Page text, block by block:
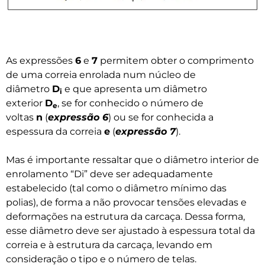
As expressões 6 e 7 permitem obter o comprimento
de uma correia enrolada num núcleo de
diâmetro Di e que apresenta um diâmetro
exterior De, se for conhecido o número de
voltas n (expressão 6) ou se for conhecida a
espessura da correia e (expressão 7).
Mas é importante ressaltar que o diâmetro interior de
enrolamento “Di” deve ser adequadamente
estabelecido (tal como o diâmetro mínimo das
polias), de forma a não provocar tensões elevadas e
deformações na estrutura da carcaça. Dessa forma,
esse diâmetro deve ser ajustado à espessura total da
correia e à estrutura da carcaça, levando em
consideração o tipo e o número de telas.